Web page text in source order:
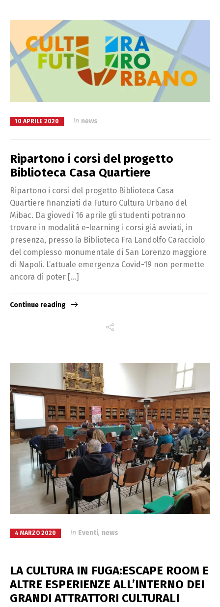
10 APRILE 2020 in news
Ripartono i corsi del progetto
Biblioteca Casa Quartiere
Ripartono i corsi del progetto Biblioteca Casa
Quartiere finanziati da Futuro Cultura Urbano del
Mibac. Da giovedì 16 aprile gli studenti potranno
trovare in modalità e-learning i corsi già avviati, in
presenza, presso la Biblioteca Fra Landolfo Caracciolo
del complesso monumentale di San Lorenzo maggiore
di Napoli. L’attuale emergenza Covid-19 non permette
ancora di poter […]
Continue reading
4 MARZO 2020 in Eventi, news
LA CULTURA IN FUGA:ESCAPE ROOM E
ALTRE ESPERIENZE ALL’INTERNO DEI
GRANDI ATTRATTORI CULTURALI